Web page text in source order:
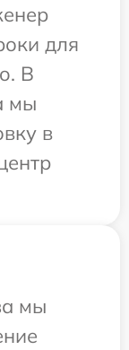
для
В
мы
в
мы